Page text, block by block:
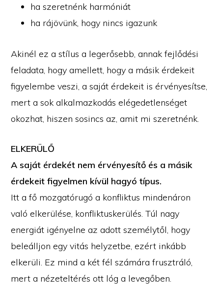
ha szeretnénk harmóniát
ha rájövünk, hogy nincs igazunk
Akinél ez a stílus a legerősebb, annak fejlődési
feladata, hogy amellett, hogy a másik érdekeit
figyelembe veszi, a saját érdekeit is érvényesítse,
mert a sok alkalmazkodás elégedetlenséget
okozhat, hiszen sosincs az, amit mi szeretnénk.
ELKERÜLŐ
A saját érdekét nem érvényesítő és a másik
érdekeit figyelmen kívül hagyó típus.
Itt a fő mozgatórugó a konfliktus mindenáron
való elkerülése, konfliktuskerülés. Túl nagy
energiát igényelne az adott személytől, hogy
beleálljon egy vitás helyzetbe, ezért inkább
elkerüli. Ez mind a két fél számára frusztráló,
mert a nézeteltérés ott lóg a levegőben.